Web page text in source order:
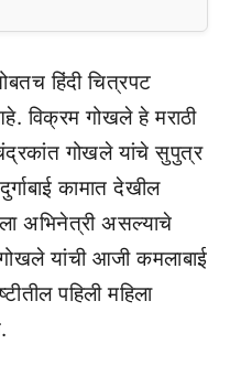
हिंदी चित्रपट
विक्रम गोखले हे मराठी
गोखले यांचे सुपुत्र
कामात देखील
अभिनेत्री असल्याचे
यांची आजी कमलाबाई
पहिली महिला